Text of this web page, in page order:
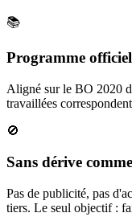
📚
Programme officiel
Aligné sur le BO 2020
travaillées
🚫
Sans dérive
Pas de publicité, pas
tiers. Le seul objectif :